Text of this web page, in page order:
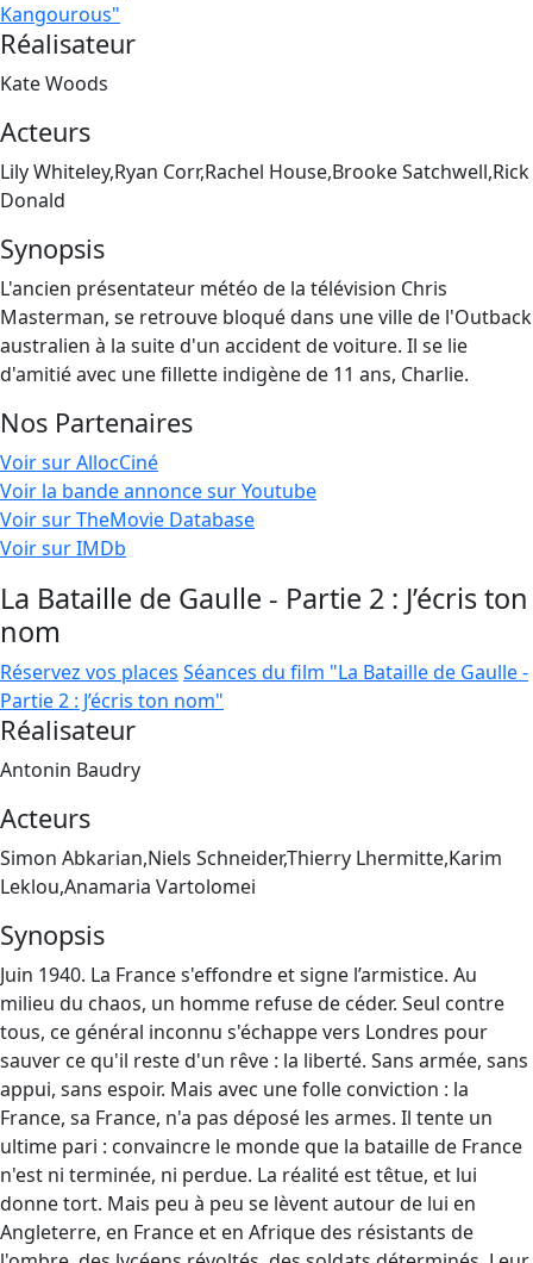
Kangourous"
Réalisateur
Kate Woods
Acteurs
Lily Whiteley,Ryan Corr,Rachel House,Brooke Satchwell,Rick
Donald
Synopsis
L'ancien présentateur météo de la télévision Chris
Masterman, se retrouve bloqué dans une ville de l'Outback
australien à la suite d'un accident de voiture. Il se lie
d'amitié avec une fillette indigène de 11 ans, Charlie.
Nos Partenaires
Voir sur AllocCiné
Voir la bande annonce sur Youtube
Voir sur TheMovie Database
Voir sur IMDb
La Bataille de Gaulle - Partie 2 : J’écris ton
nom
Réservez vos places Séances du film "La Bataille de Gaulle -
Partie 2 : J’écris ton nom"
Réalisateur
Antonin Baudry
Acteurs
Simon Abkarian,Niels Schneider,Thierry Lhermitte,Karim
Leklou,Anamaria Vartolomei
Synopsis
Juin 1940. La France s'effondre et signe l’armistice. Au
milieu du chaos, un homme refuse de céder. Seul contre
tous, ce général inconnu s'échappe vers Londres pour
sauver ce qu'il reste d'un rêve : la liberté. Sans armée, sans
appui, sans espoir. Mais avec une folle conviction : la
France, sa France, n'a pas déposé les armes. Il tente un
ultime pari : convaincre le monde que la bataille de France
n'est ni terminée, ni perdue. La réalité est têtue, et lui
donne tort. Mais peu à peu se lèvent autour de lui en
Angleterre, en France et en Afrique des résistants de